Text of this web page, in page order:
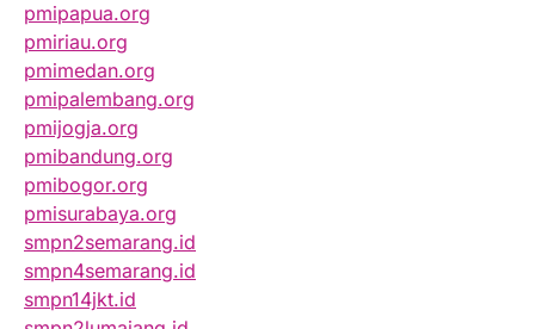
pmipapua.org
pmiriau.org
pmimedan.org
pmipalembang.org
pmijogja.org
pmibandung.org
pmibogor.org
pmisurabaya.org
smpn2semarang.id
smpn4semarang.id
smpn14jkt.id